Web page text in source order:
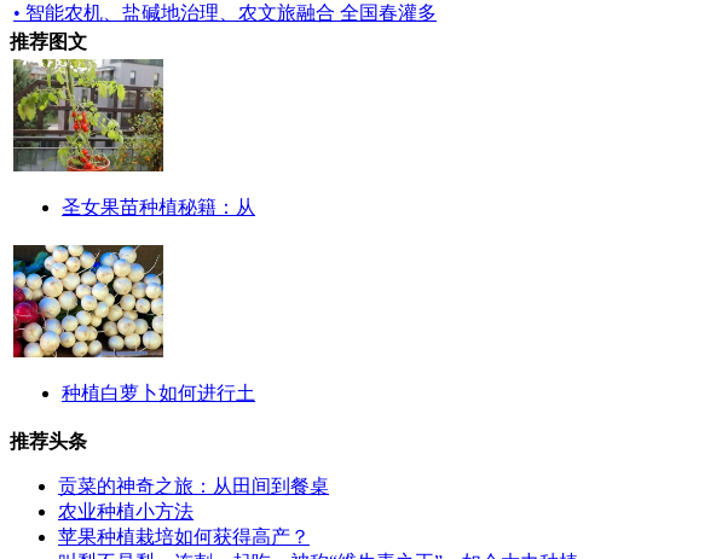
• 智能农机、盐碱地治理、农文旅融合 全国春灌多
推荐图文
圣女果苗种植秘籍：从
种植白萝卜如何进行土
推荐头条
贡菜的神奇之旅：从田间到餐桌
农业种植小方法
苹果种植栽培如何获得高产？